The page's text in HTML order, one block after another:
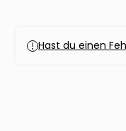
Hast du einen